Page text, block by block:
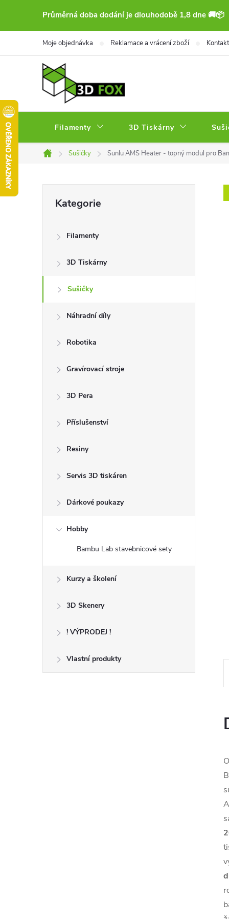
Průměrná doba dodání je dlouhodobě 1,8 dne 🚚📦
Moje objednávka Reklamace a vrácení zboží Kontakt
Filamenty 3D Tiskárny
Domů
Sušičky Sunlu AMS Heater - topný modul pro
t
r
kategorie
Kategorie
Filamenty
3D Tiskárny
Sušičky
Náhradní díly
Robotika
Gravírovací stroje
3D Pera
Příslušenství
Resiny
Servis 3D tiskáren
Dárkové poukazy
Hobby
Bambu Lab stavebnicové sety
Kurzy a školení
3D Skenery
! VÝPRODEJ !
Vlastní produkty